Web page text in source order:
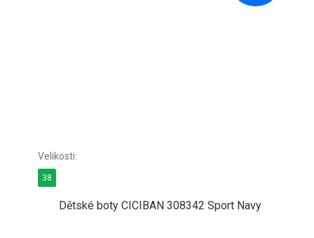
Dětské boty CICIBAN 308342 Sport Navy
38